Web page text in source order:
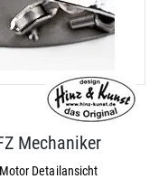
Mechaniker
Detailansicht